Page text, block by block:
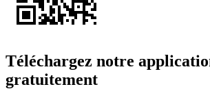
Téléchargez notre
gratuitement